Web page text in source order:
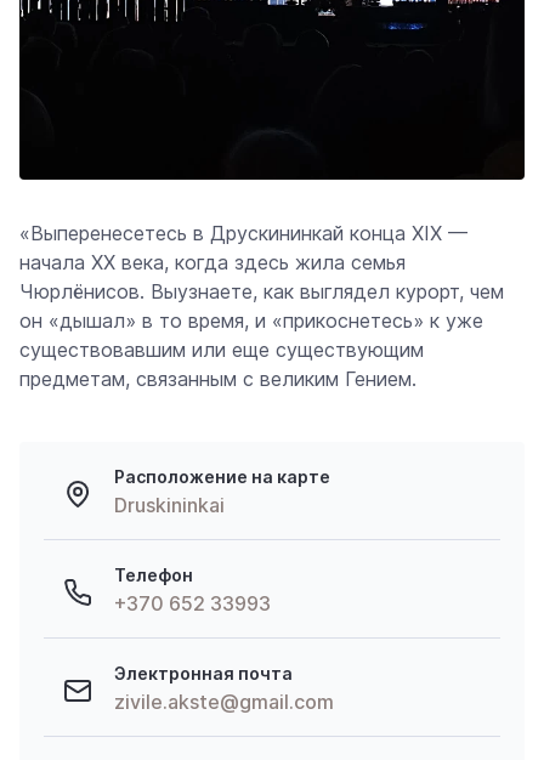
«Выперенесетесь в Друскининкай конца XIX —
начала XX века, когда здесь жила семья
Чюрлёнисов. Выузнаете, как выглядел курорт, чем
он «дышал» в то время, и «прикоснетесь» к уже
существовавшим или еще существующим
предметам, связанным с великим Гением.
Расположение на карте
Druskininkai
Телефон
+370 652 33993
Электронная почта
zivile.akste@gmail.com